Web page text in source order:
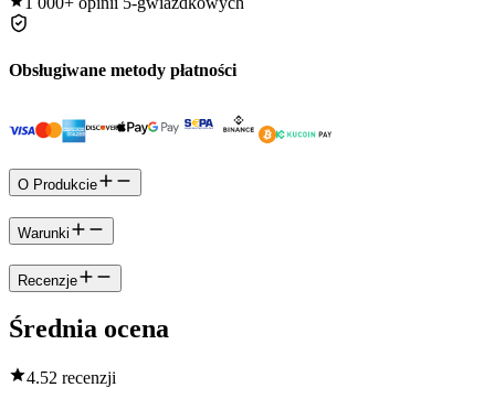
Obsługiwane metody płatności
O Produkcie
Warunki
Recenzje
Średnia ocena
4.52 recenzji